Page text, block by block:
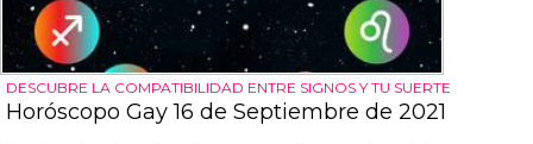
DESCUBRE LA COMPATIBILIDAD ENTRE SIGNOS Y TU SUERTE
Horóscopo Gay 16 de Septiembre de 2021